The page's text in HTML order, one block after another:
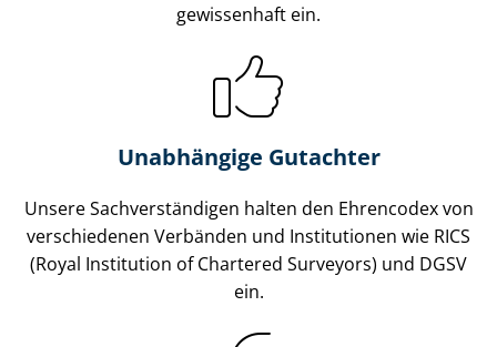
gewissenhaft ein.
Unabhängige Gutachter
Unsere Sach­ver­stän­di­gen halten den Ehrencodex von
verschiedenen Verbänden und Institutionen wie RICS
(Royal Institution of Chartered Surveyors) und DGSV
ein.